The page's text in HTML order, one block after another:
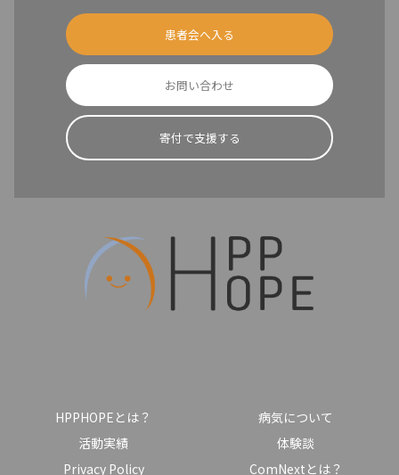
患者会へ入る
お問い合わせ
寄付で支援する
HPPHOPEとは？
病気について
活動実績
体験談
Privacy Policy
ComNextとは？